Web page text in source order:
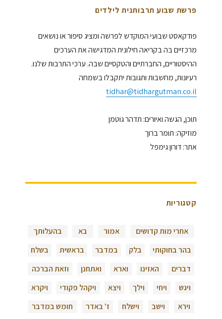
פרשת שבוע תרבותנית לילדים
פודקאסט שבועי המוקדש לפרשה ומציג סיפור או נושאים
מרכזיים בה בקריאה חילונית המדגישה את הערכים
ההיסטוריים, החברתיים והטקסיים שבה. ערכי התרבות שלנו.
רעיונות, מחשבות ותגובות יתקבלו בשמחה
tidhar@tidhargutman.co.il
תוכן, הגשה ואיורים: תדהר גוטמן
מוזיקה: תומר ברוך
אתר: דורון גימפל
קטגוריות
אחרי מות קדושים אמור בא
בהעלותך
בהר בחוקותי
בלק במדבר בראשית
בשלח
דברים
האזינו וארא ואתחנן
וזאת הברכה
ויגש
ויחי וילך ויצא ויקהל פקודי
ויקרא
וירא
וישב וישלח ז' באדר
חומש במדבר